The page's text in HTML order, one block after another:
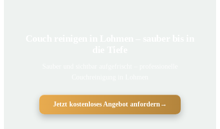
Jetzt kostenloses Angebot anfordern →